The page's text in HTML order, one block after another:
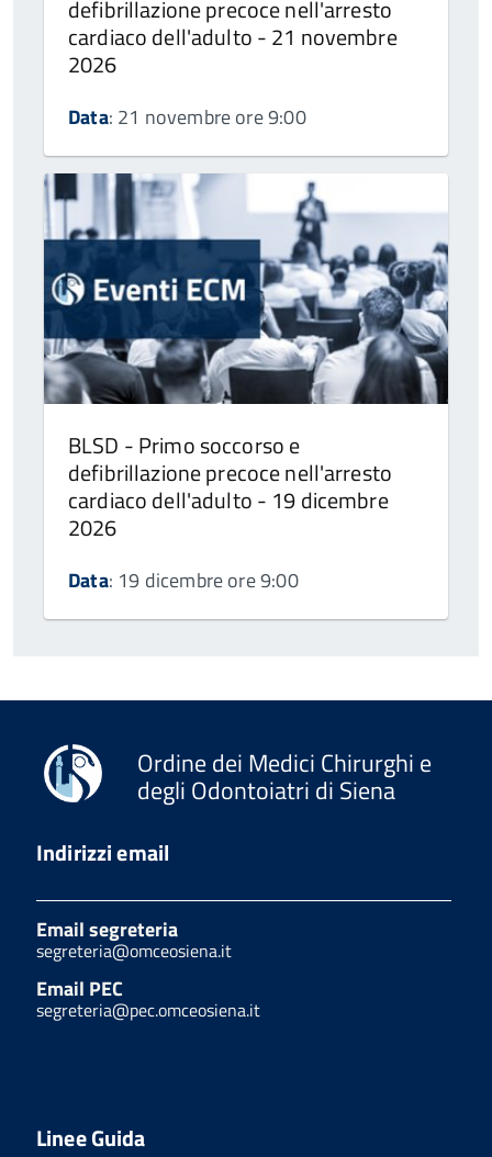
defibrillazione precoce nell'arresto
cardiaco dell'adulto - 21 novembre
2026
Data: 21 novembre ore 9:00
BLSD - Primo soccorso e
defibrillazione precoce nell'arresto
cardiaco dell'adulto - 19 dicembre
2026
Data: 19 dicembre ore 9:00
Ordine dei Medici Chirurghi e
degli Odontoiatri di Siena
Indirizzi email
Email segreteria
segreteria@omceosiena.it
Email PEC
segreteria@pec.omceosiena.it
Linee Guida